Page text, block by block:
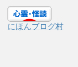
にほんブログ村